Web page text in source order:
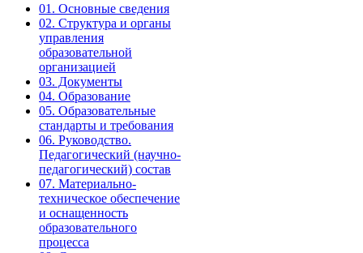
01. Основные сведения
02. Структура и органы
управления
образовательной
организацией
03. Документы
04. Образование
05. Образовательные
стандарты и требования
06. Руководство.
Педагогический (научно-
педагогический) состав
07. Материально-
техническое обеспечение
и оснащенность
образовательного
процесса